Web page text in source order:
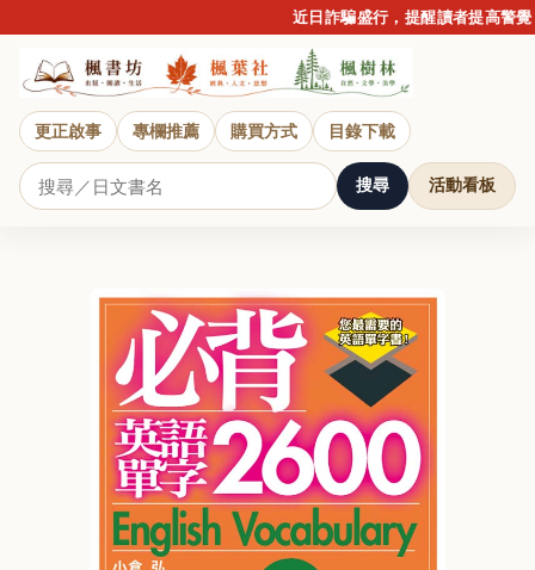
近日詐騙盛行，提醒讀者提高警覺
更正啟事 專欄推薦 購買方式 目錄下載
搜尋 活動看板